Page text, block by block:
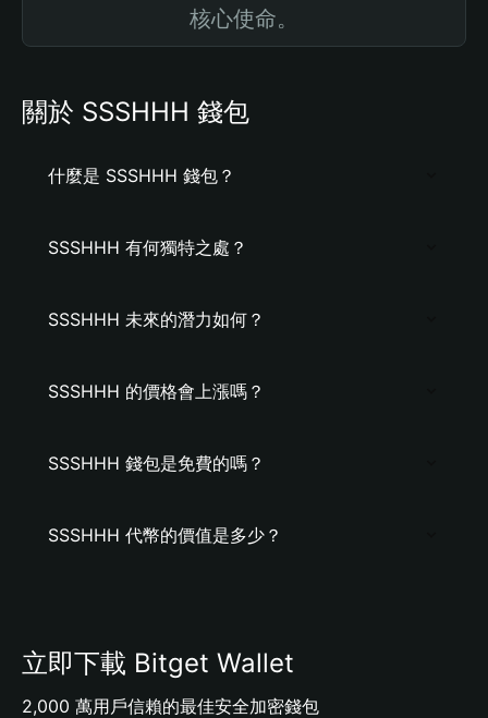
核心使命。
關於 SSSHHH 錢包
什麼是 SSSHHH 錢包？
SSSHHH 有何獨特之處？
SSSHHH 未來的潛力如何？
SSSHHH 的價格會上漲嗎？
SSSHHH 錢包是免費的嗎？
SSSHHH 代幣的價值是多少？
立即下載 Bitget Wallet
2,000 萬用戶信賴的最佳安全加密錢包